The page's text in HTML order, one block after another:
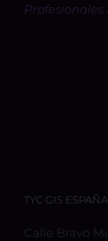
Profesionales
TYC GIS
Calle Bravo